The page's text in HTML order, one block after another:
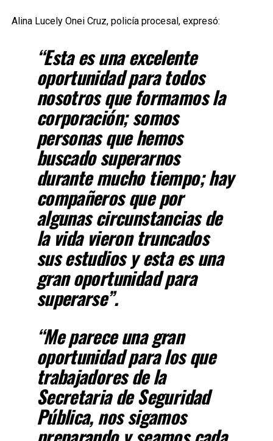
Alina Lucely Onei Cruz, policía procesal, expresó:
“Esta es una excelente
oportunidad para todos
nosotros que formamos la
corporación; somos
personas que hemos
buscado superarnos
durante mucho tiempo; hay
compañeros que por
algunas circunstancias de
la vida vieron truncados
sus estudios y esta es una
gran oportunidad para
superarse”.
“Me parece una gran
oportunidad para los que
trabajadores de la
Secretaria de Seguridad
Pública, nos sigamos